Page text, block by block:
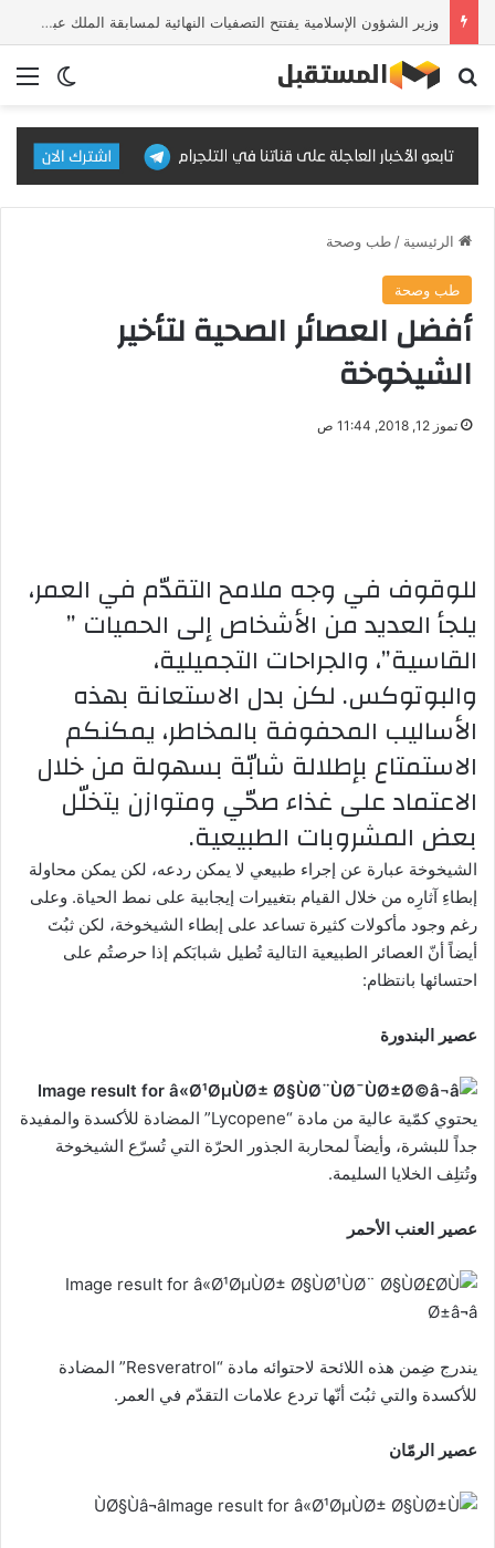
وزير الشؤون الإسلامية يفتتح التصفيات النهائية لمسابقة الملك عبدالعزيز الدولية للقرآن الكريم في دورتها الـ46
الوضع بحث عن
الرئيسية / طب وصحة
طب وصحة
أفضل العصائر الصحية لتأخير
الشيخوخة
تموز 12, 2018, 11:44 ص
للوقوف في وجه ملامح التقدّم في العمر،
يلجأ العديد من الأشخاص إلى الحميات ”
القاسية”، والجراحات التجميلية،
والبوتوكس. لكن بدل الاستعانة بهذه
الأساليب المحفوفة بالمخاطر، يمكنكم
الاستمتاع بإطلالة شابّة بسهولة من خلال
الاعتماد على غذاء صحّي ومتوازن يتخلّل
بعض المشروبات الطبيعية.
الشيخوخة عبارة عن إجراء طبيعي لا يمكن ردعه، لكن يمكن محاولة
إبطاءِ آثارِه من خلال القيام بتغييرات إيجابية على نمط الحياة. وعلى
رغم وجود مأكولات كثيرة تساعد على إبطاء الشيخوخة، لكن ثبُتَ
أيضاً أنّ العصائر الطبيعية التالية تُطيل شبابَكم إذا حرصتُم على
احتسائها بانتظام:
عصير البندورة
يحتوي كمّية عالية من مادة “Lycopene” المضادة للأكسدة والمفيدة
جداً للبشرة، وأيضاً لمحاربة الجذور الحرّة التي تُسرّع الشيخوخة
وتُتلِف الخلايا السليمة.
عصير العنب الأحمر
يندرج ضِمن هذه اللائحة لاحتوائه مادة “Resveratrol” المضادة
للأكسدة والتي ثبُتَ أنّها تردع علامات التقدّم في العمر.
عصير الرمّان